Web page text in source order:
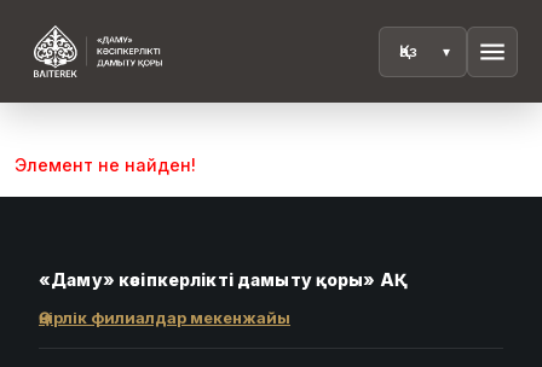
menu
Элемент не найден!
«Даму» кәсіпкерлікті дамыту қоры» АҚ
Өңірлік филиалдар мекенжайы